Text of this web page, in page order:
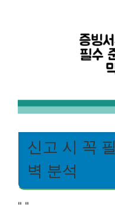
신고 시 꼭
벽 분석
" "